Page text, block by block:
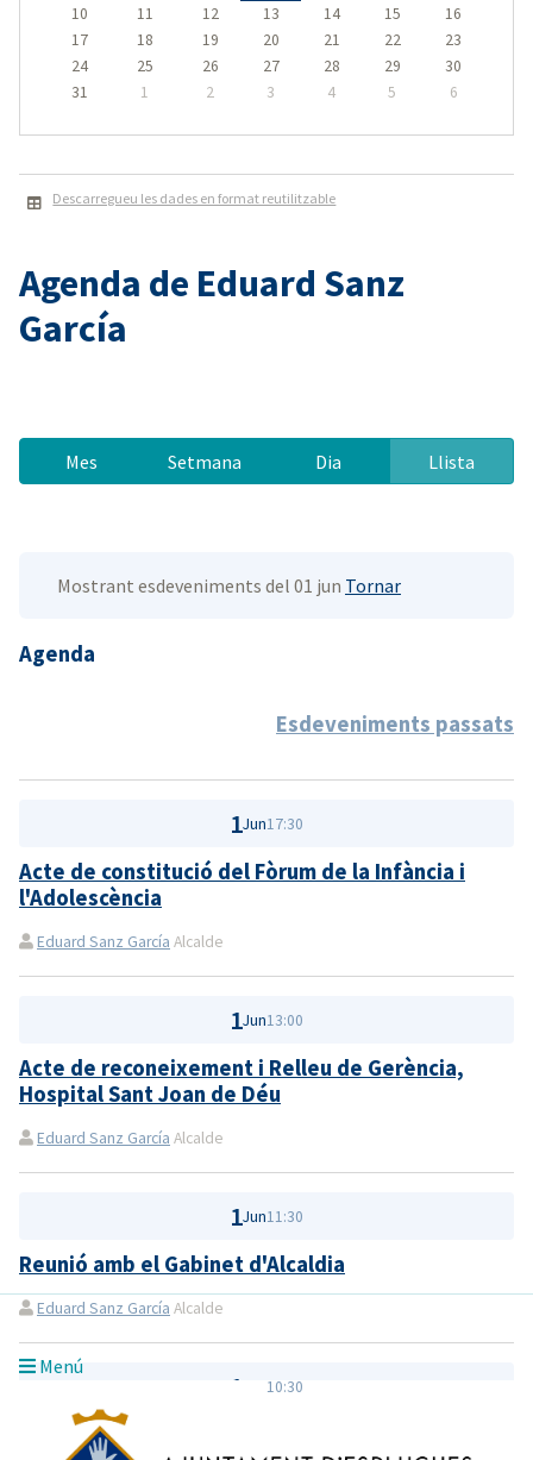
10
11 12 13 14 15
16
17
18 19 20 21 22
23
24
25 26 27 28 29
30
31
1 2 3 4 5 6
Descarregueu les dades en format reutilitzable
Agenda de Eduard Sanz
García
Mes Setmana Dia Llista
Mostrant esdeveniments del 01 jun Tornar
Agenda
Esdeveniments passats
1Jun17:30
Acte de constitució del Fòrum de la Infància i
l'Adolescència
Eduard Sanz García Alcalde
1Jun13:00
Acte de reconeixement i Relleu de Gerència,
Hospital Sant Joan de Déu
Eduard Sanz García Alcalde
1Jun11:30
Reunió amb el Gabinet d'Alcaldia
Eduard Sanz García Alcalde
1 10:30
Reunió amb el coordinador general
Menú